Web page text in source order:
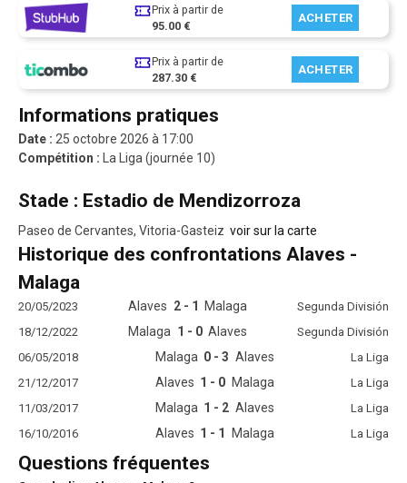
Prix à partir de
95.00 €
ACHETER
Prix à partir de
287.30 €
ACHETER
Informations pratiques
Date : 25 octobre 2026 à 17:00
Compétition : La Liga (journée 10)
Stade : Estadio de Mendizorroza
Paseo de Cervantes, Vitoria-Gasteiz voir sur la carte
Historique des confrontations Alaves -
Malaga
20/05/2023 Alaves 2 - 1 Malaga
Segunda División
18/12/2022
Malaga 1 - 0 Alaves
Segunda División
06/05/2018
Malaga 0 - 3 Alaves
La Liga
21/12/2017
Alaves 1 - 0 Malaga
La Liga
11/03/2017
Malaga 1 - 2 Alaves
La Liga
16/10/2016
Alaves 1 - 1 Malaga La Liga
Questions fréquentes